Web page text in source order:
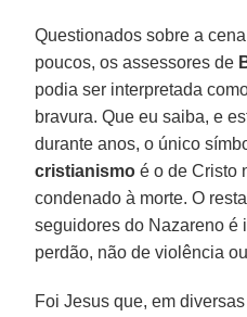
Questionados sobre a
poucos, os assessores de
podia ser interpretada
bravura. Que eu saiba, e
durante anos, o único
cristianismo é o de Cristo
condenado à morte. O
seguidores do Nazareno é
perdão, não de violência
Foi Jesus que, em